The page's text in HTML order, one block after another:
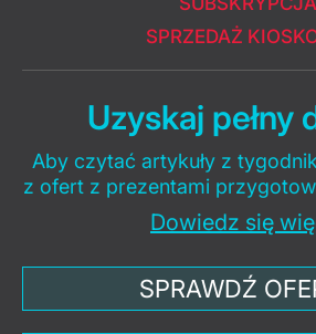
SPRZEDAŻ
Uzyskaj pełny
Aby czytać artykuły z
z ofert z prezentami
Dowiedz się
SPRAWDŹ